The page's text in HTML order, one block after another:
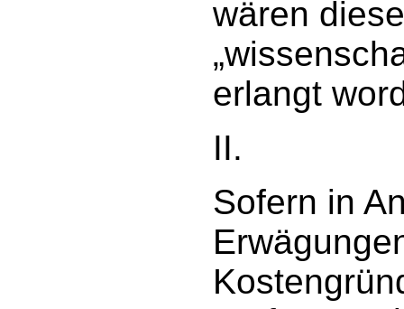
wären
erlangt
II.
Sofern in